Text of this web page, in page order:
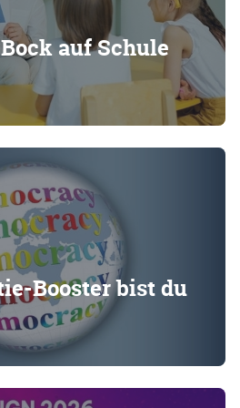
auf Schule
Booster bist du